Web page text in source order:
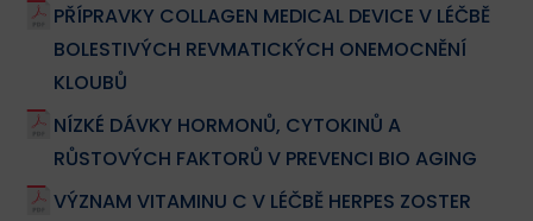
PŘÍPRAVKY COLLAGEN MEDICAL DEVICE V LÉČBĚ
BOLESTIVÝCH REVMATICKÝCH ONEMOCNĚNÍ
KLOUBŮ
NÍZKÉ DÁVKY HORMONŮ, CYTOKINŮ A
RŮSTOVÝCH FAKTORŮ V PREVENCI BIO AGING
VÝZNAM VITAMINU C V LÉČBĚ HERPES ZOSTER